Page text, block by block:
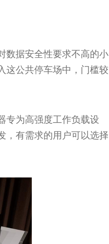
数据安全性要求不高的小
这公共停车场中，门槛较
专为高强度工作负载设
，有需求的用户可以选择